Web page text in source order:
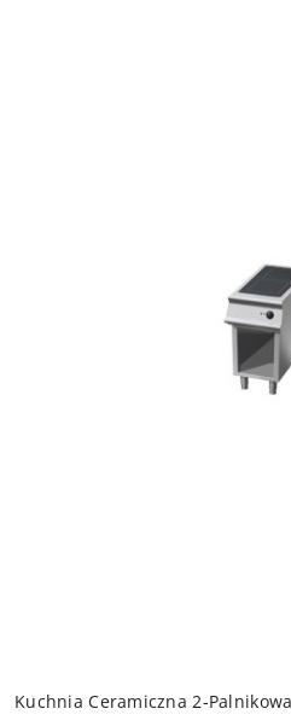
Kuchnia Ceramiczna 2-